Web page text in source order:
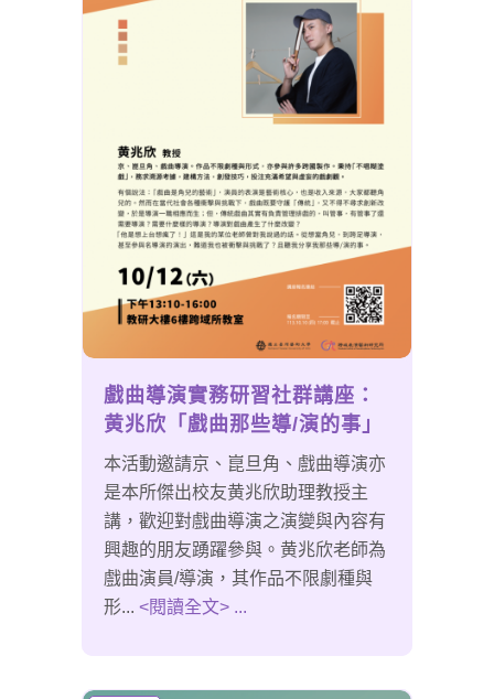
戲曲導演實務研習社群講座：
黄兆欣「戲曲那些導/演的事」
本活動邀請京、崑旦角、戲曲導演亦
是本所傑出校友黄兆欣助理教授主
講，歡迎對戲曲導演之演變與內容有
興趣的朋友踴躍參與。黄兆欣老師為
戲曲演員/導演，其作品不限劇種與
形... <閱讀全文> ...